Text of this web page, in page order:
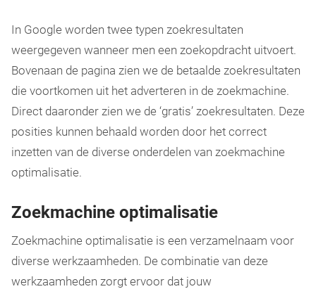
In Google worden twee typen zoekresultaten
weergegeven wanneer men een zoekopdracht uitvoert.
Bovenaan de pagina zien we de betaalde zoekresultaten
die voortkomen uit het adverteren in de zoekmachine.
Direct daaronder zien we de ‘gratis’ zoekresultaten. Deze
posities kunnen behaald worden door het correct
inzetten van de diverse onderdelen van zoekmachine
optimalisatie.
Zoekmachine optimalisatie
Zoekmachine optimalisatie is een verzamelnaam voor
diverse werkzaamheden. De combinatie van deze
werkzaamheden zorgt ervoor dat jouw